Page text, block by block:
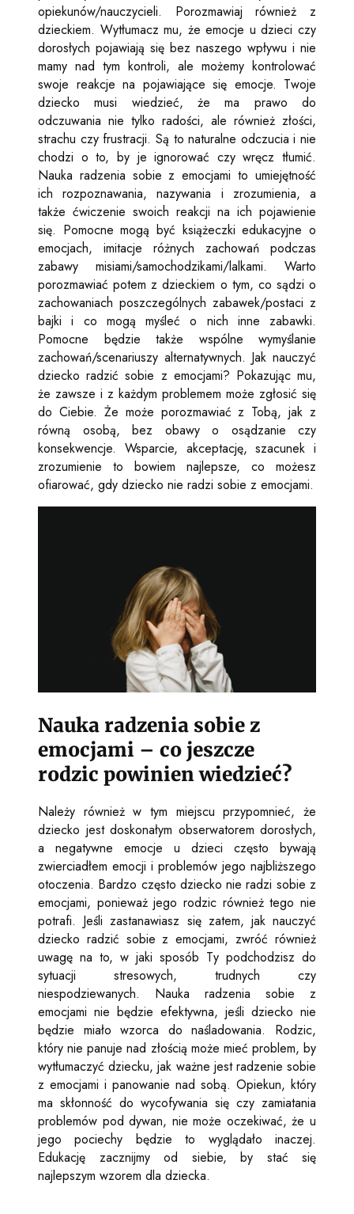
opiekunów/nauczycieli. Porozmawiaj również z
dzieckiem. Wytłumacz mu, że emocje u dzieci czy
dorosłych pojawiają się bez naszego wpływu i nie
mamy nad tym kontroli, ale możemy kontrolować
swoje reakcje na pojawiające się emocje. Twoje
dziecko musi wiedzieć, że ma prawo do
odczuwania nie tylko radości, ale również złości,
strachu czy frustracji. Są to naturalne odczucia i nie
chodzi o to, by je ignorować czy wręcz tłumić.
Nauka radzenia sobie z emocjami to umiejętność
ich rozpoznawania, nazywania i zrozumienia, a
także ćwiczenie swoich reakcji na ich pojawienie
się. Pomocne mogą być książeczki edukacyjne o
emocjach, imitacje różnych zachowań podczas
zabawy misiami/samochodzikami/lalkami. Warto
porozmawiać potem z dzieckiem o tym, co sądzi o
zachowaniach poszczególnych zabawek/postaci z
bajki i co mogą myśleć o nich inne zabawki.
Pomocne będzie także wspólne wymyślanie
zachowań/scenariuszy alternatywnych. Jak nauczyć
dziecko radzić sobie z emocjami? Pokazując mu,
że zawsze i z każdym problemem może zgłosić się
do Ciebie. Że może porozmawiać z Tobą, jak z
równą osobą, bez obawy o osądzanie czy
konsekwencje. Wsparcie, akceptację, szacunek i
zrozumienie to bowiem najlepsze, co możesz
ofiarować, gdy dziecko nie radzi sobie z emocjami.
Nauka radzenia sobie z
emocjami – co jeszcze
rodzic powinien wiedzieć?
Należy również w tym miejscu przypomnieć, że
dziecko jest doskonałym obserwatorem dorosłych,
a negatywne emocje u dzieci często bywają
zwierciadłem emocji i problemów jego najbliższego
otoczenia. Bardzo często dziecko nie radzi sobie z
emocjami, ponieważ jego rodzic również tego nie
potrafi. Jeśli zastanawiasz się zatem, jak nauczyć
dziecko radzić sobie z emocjami, zwróć również
uwagę na to, w jaki sposób Ty podchodzisz do
sytuacji stresowych, trudnych czy
niespodziewanych. Nauka radzenia sobie z
emocjami nie będzie efektywna, jeśli dziecko nie
będzie miało wzorca do naśladowania. Rodzic,
który nie panuje nad złością może mieć problem, by
wytłumaczyć dziecku, jak ważne jest radzenie sobie
z emocjami i panowanie nad sobą. Opiekun, który
ma skłonność do wycofywania się czy zamiatania
problemów pod dywan, nie może oczekiwać, że u
jego pociechy będzie to wyglądało inaczej.
Edukację zacznijmy od siebie, by stać się
najlepszym wzorem dla dziecka.